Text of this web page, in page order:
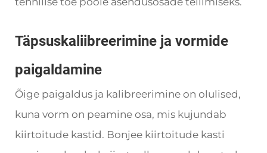
Täpsuskaliibreerimine ja vormide
paigaldamine
Õige paigaldus ja kalibreerimine on olulised,
kuna vorm on peamine osa, mis kujundab
kiirtoitude kastid. Bonjee kiirtoitude kasti